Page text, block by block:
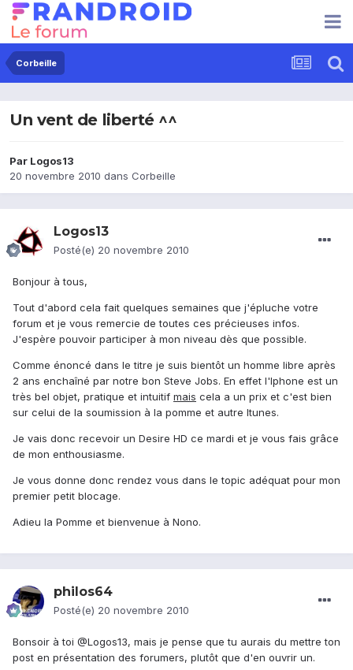
Corbeille
Un vent de liberté ^^
Par Logos13
20 novembre 2010 dans Corbeille
Logos13
Posté(e) 20 novembre 2010
Bonjour à tous,
Tout d'abord cela fait quelques semaines que j'épluche votre
forum et je vous remercie de toutes ces précieuses infos.
J'espère pouvoir participer à mon niveau dès que possible.
Comme énoncé dans le titre je suis bientôt un homme libre après
2 ans enchaîné par notre bon Steve Jobs. En effet l'Iphone est un
très bel objet, pratique et intuitif mais cela a un prix et c'est bien
sur celui de la soumission à la pomme et autre Itunes.
Je vais donc recevoir un Desire HD ce mardi et je vous fais grâce
de mon enthousiasme.
Je vous donne donc rendez vous dans le topic adéquat pour mon
premier petit blocage.
Adieu la Pomme et bienvenue à Nono.
philos64
Posté(e) 20 novembre 2010
Bonsoir à toi @Logos13, mais je pense que tu aurais du mettre ton
post en présentation des forumers, plutôt que d'en ouvrir un.